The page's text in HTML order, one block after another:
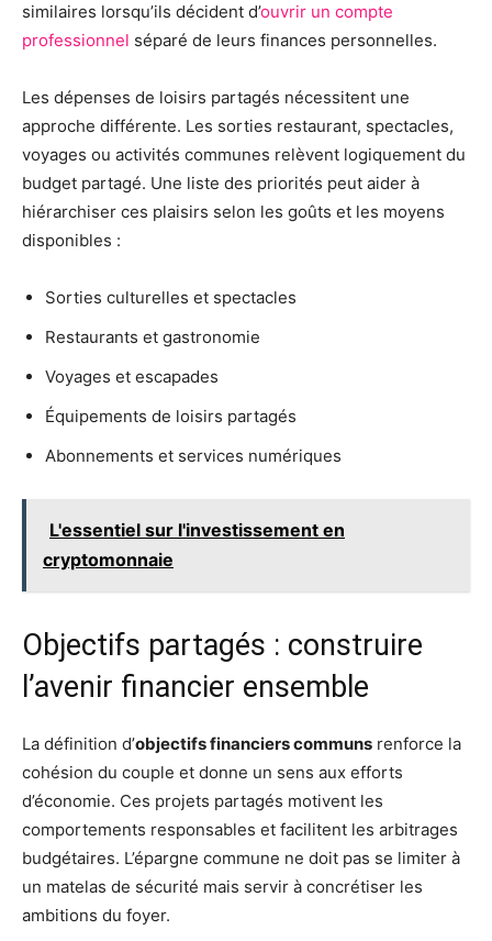
similaires lorsqu’ils décident d’ouvrir un compte
professionnel séparé de leurs finances personnelles.
Les dépenses de loisirs partagés nécessitent une
approche différente. Les sorties restaurant, spectacles,
voyages ou activités communes relèvent logiquement du
budget partagé. Une liste des priorités peut aider à
hiérarchiser ces plaisirs selon les goûts et les moyens
disponibles :
Sorties culturelles et spectacles
Restaurants et gastronomie
Voyages et escapades
Équipements de loisirs partagés
Abonnements et services numériques
L'essentiel sur l'investissement en
cryptomonnaie
Objectifs partagés : construire
l’avenir financier ensemble
La définition d’objectifs financiers communs renforce la
cohésion du couple et donne un sens aux efforts
d’économie. Ces projets partagés motivent les
comportements responsables et facilitent les arbitrages
budgétaires. L’épargne commune ne doit pas se limiter à
un matelas de sécurité mais servir à concrétiser les
ambitions du foyer.